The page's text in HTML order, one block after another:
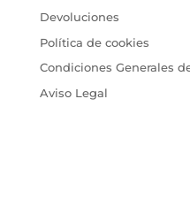
Devoluciones
Política de cookies
Condiciones Generales
Aviso Legal